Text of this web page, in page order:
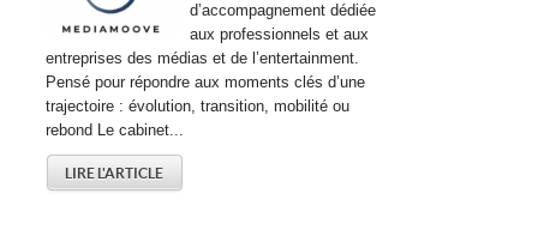
d’accompagnement dédiée
aux professionnels et aux
entreprises des médias et de l’entertainment.
Pensé pour répondre aux moments clés d’une
trajectoire : évolution, transition, mobilité ou
rebond Le cabinet...
LIRE L'ARTICLE